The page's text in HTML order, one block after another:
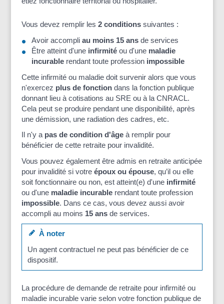
Vous devez remplir les 2 conditionssuivantes :
Avoir accompli au moins 15 ansde services
Être atteint d'une infirmitéou d'une maladie
incurablerendant toute profession impossible
Cette infirmité ou maladie doit survenir alors que vous
n'exercez plus de fonctiondans la fonction publique
donnant lieu à cotisations au SRE ou à la CNRACL.
Cela peut se produire pendant une disponibilité, après
une démission, une radiation des cadres, etc.
Il n'y apas de condition d'âgeà remplir pour
bénéficier de cette retraite pour invalidité.
Vous pouvez également être admis en retraite anticipée
pour invalidité si votre époux ou épouse, qu’il ou elle
soit fonctionnaire ou non, est atteint(e) d'une infirmité
ou d'une maladie incurablerendant toute profession
impossible. Dans ce cas, vous devez aussi avoir
accompli au moins 15 ansde services.
À noter
Un agent contractuel ne peut pas bénéficier de ce
dispositif.
La procédure de demande de retraite pour infirmité ou
maladie incurable varie selon votre fonction publique de